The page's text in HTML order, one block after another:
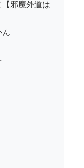
【邪魔外道は
ん